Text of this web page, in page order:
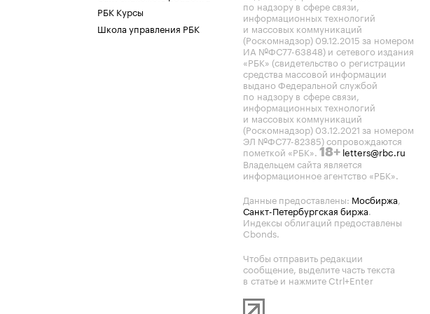
РБК Курсы
Школа управления РБК
по надзору в сфере связи,
информационных технологий
и массовых коммуникаций
(Роскомнадзор) 09.12.2015 за номером
ИА №ФС77-63848) и сетевого издания
«РБК» (свидетельство о регистрации
средства массовой информации
выдано Федеральной службой
по надзору в сфере связи,
информационных технологий
и массовых коммуникаций
(Роскомнадзор) 03.12.2021 за номером
ЭЛ №ФС77-82385) сопровождаются
пометкой «РБК». 18+ letters@rbc.ru
Владельцем сайта является
информационное агентство «РБК».
Данные предоставлены: Мосбиржа,
Санкт-Петербургская биржа.
Индексы облигаций предоставлены
Cbonds.
Чтобы отправить редакции
сообщение, выделите часть текста
в статье и нажмите Ctrl+Enter